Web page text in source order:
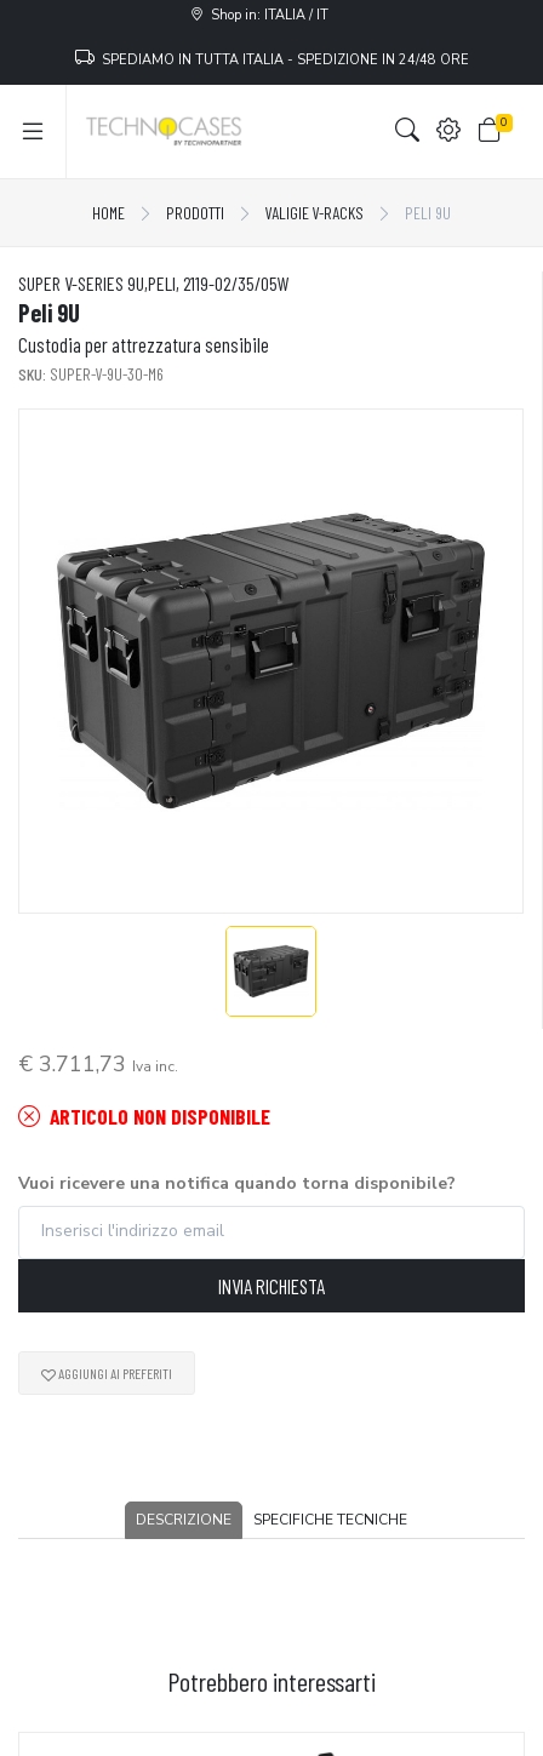
Shop in: ITALIA / IT
SPEDIAMO IN TUTTA ITALIA - SPEDIZIONE IN 24/48 ORE
0
HOME PRODOTTI VALIGIE V-RACKS PELI 9U
SUPER V-SERIES 9U,PELI, 2119-02/35/05W
Peli 9U
Custodia per attrezzatura sensibile
SKU: SUPER-V-9U-30-M6
€ 3.711,73 Iva inc.
ARTICOLO NON DISPONIBILE
Vuoi ricevere una notifica quando torna disponibile?
INVIA RICHIESTA
AGGIUNGI AI PREFERITI
DESCRIZIONE SPECIFICHE TECNICHE
Potrebbero interessarti
AGGIUNGI AL CARRELLO